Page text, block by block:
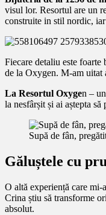
visul lor. Resortul are un
construite in stil nordic,
Fiecare detaliu este
de la Oxygen. M-am uitat
La Resortul Oxygen –
la nesfârșit și ai aștepta
Supă de fân,
Găluștele cu
O altă experiență care
Crina știu să transforme
absolut.